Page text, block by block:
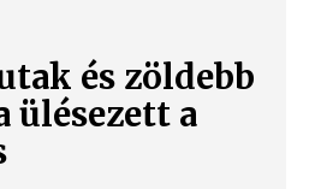
és zöldebb
ülésezett a